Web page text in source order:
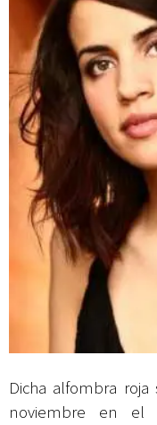
Dicha alfombra
noviembre en el